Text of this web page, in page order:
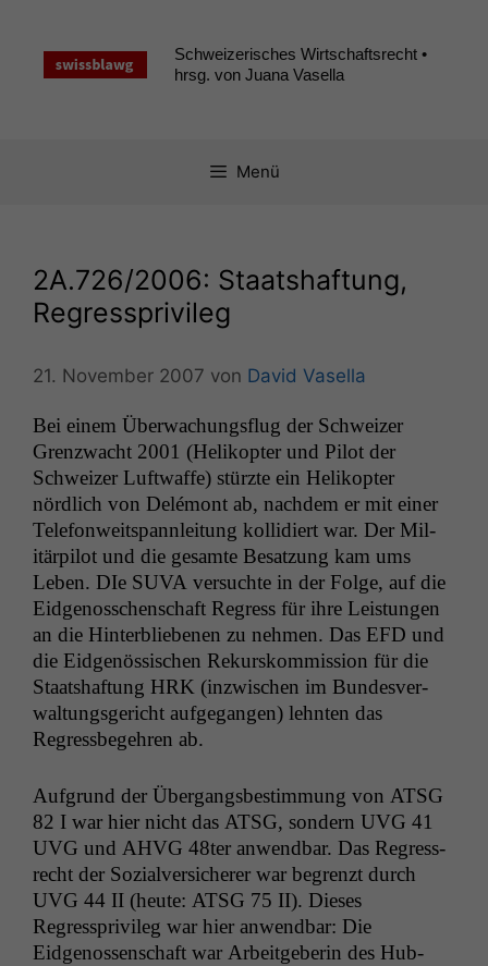
springen
Schweizerisches Wirtschaftsrecht •
hrsg. von Juana Vasella
Menü
2A.726/2006: Staatshaftung,
Regressprivileg
21. November 2007 von David Vasella
Bei einem Überwachungs­flug der Schweiz­er
Gren­zwacht 2001 (Helikopter und Pilot der
Schweiz­er Luft­waffe) stürzte ein Helikopter
nördlich von Delé­mont ab, nach­dem er mit ein­er
Tele­fon­weitspannleitung kol­li­diert war. Der Mil­
itär­pi­lot und die gesamte Besatzung kam ums
Leben. DIe SUVA ver­suchte in der Folge, auf die
Eidgenoss­chen­schaft Regress für ihre Leis­tun­gen
an die Hin­terbliebe­nen zu nehmen. Das EFD und
die Eid­genös­sis­chen Rekurskom­mis­sion für die
Staat­shaf­tung HRK (inzwis­chen im Bun­desver­
wal­tungs­gericht aufge­gan­gen) lehn­ten das
Regress­begehren ab.
Auf­grund der Über­gangs­bes­tim­mung von ATSG
82 I war hier nicht das ATSG, son­dern UVG 41
UVG und AHVG 48ter anwend­bar. Das Regress­
recht der Sozialver­sicher­er war begren­zt durch
UVG 44 II (heute: ATSG 75 II). Dieses
Regresspriv­i­leg war hier anwend­bar: Die
Eidgenossen­schaft war Arbeit­ge­berin des Hub­